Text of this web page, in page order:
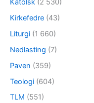
Katolsk (2 530)
Kirkefedre (43)
Liturgi (1 660)
Nedlasting (7)
Paven (359)
Teologi (604)
TLM (551)